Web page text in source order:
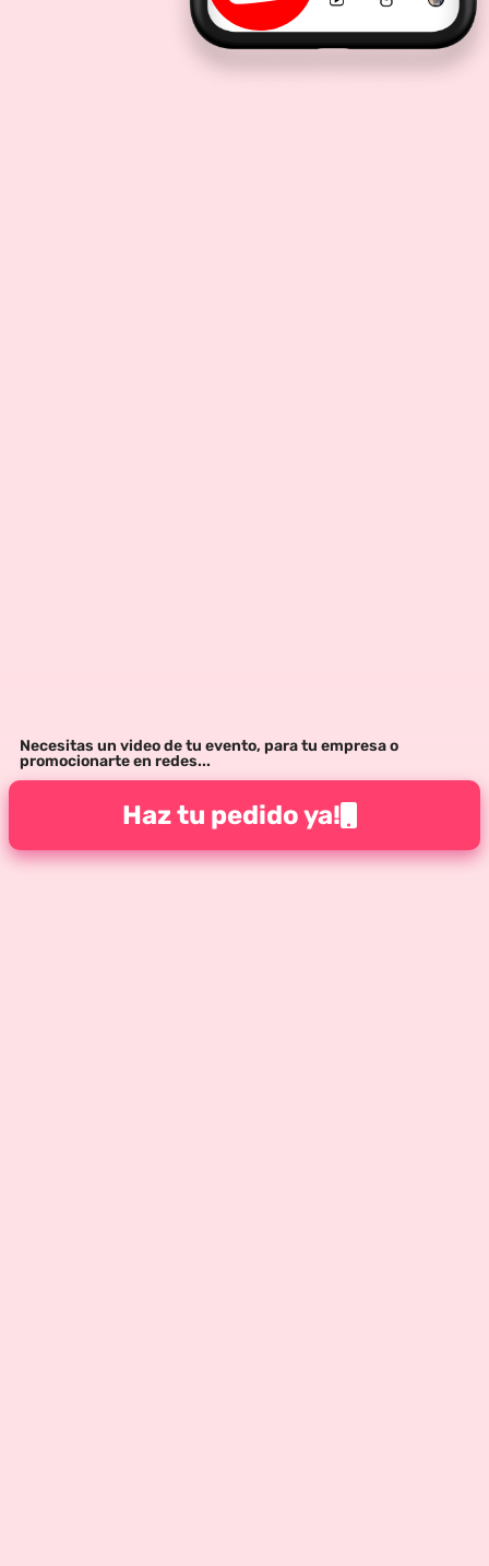
Necesitas un video de tu evento, para tu empresa o
promocionarte en redes...
Haz tu pedido ya!